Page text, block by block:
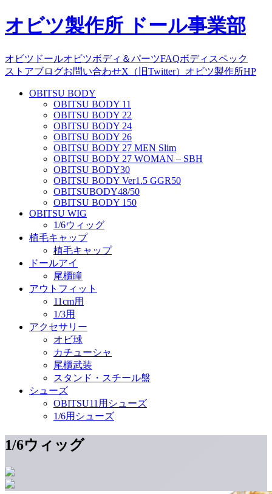
オビツ製作所 ドール事業部
オビツドールオビツボディ＆パーツFAQボディスペック
ストアブログお問い合わせX（旧Twitter） オビツ製作所HP
OBITSU BODY
OBITSU BODY 11
OBITSU BODY 22
OBITSU BODY 24
OBITSU BODY 26
OBITSU BODY 27 MEN Slim
OBITSU BODY 27 WOMAN – SBH
OBITSU BODY30
OBITSU BODY Ver1.5 GGR50
OBITSUBODY48/50
OBITSU BODY 150
OBITSU WIG
1/6ウィッグ
植毛キャップ
植毛キャップ
ドールアイ
尾櫃瞳
アウトフィット
11cm用
1/3用
アクセサリー
オビ球
カチューシャ
尾櫃武装
スタンド・スチール盤
シューズ
OBITSU11用シューズ
1/6用シューズ
1/6ウィッグ